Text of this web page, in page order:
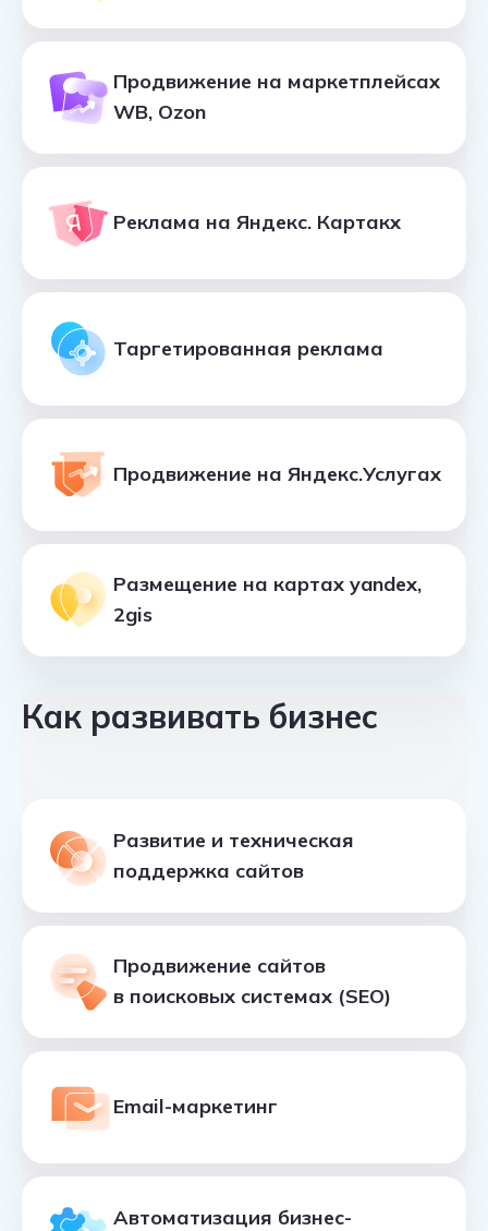
Продвижение на маркетплейсах
WB, Ozon
Реклама на Яндекс. Картакх
Таргетированная реклама
Продвижение на Яндекс.Услугах
Размещение на картах yandex,
2gis
Как развивать бизнес
Развитие и техническая
поддержка сайтов
Продвижение сайтов
в поисковых системах (SEO)
Email-маркетинг
Автоматизация бизнес-